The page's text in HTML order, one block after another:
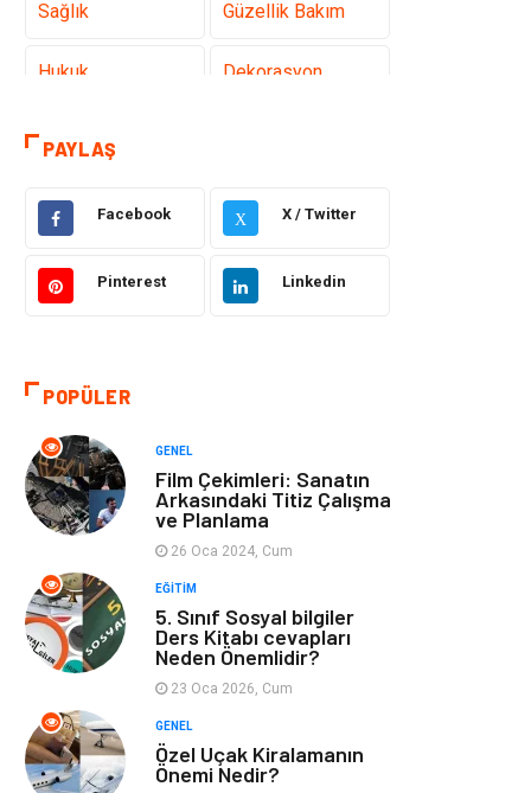
Sağlık Güzellik Bakım
Hukuk Dekorasyon
Elektrik &
Elektronik
Sağlıklı Yaşam Organizasyon
Eğitim ve Kariyer Gıda
Makine
Keyif ve Hobi
Tatil Yeme İçme
Emlak
Bilgisayar &
Yazılım
Spor
İnternet
Eğlence
PAYLAŞ
Facebook X X / Twitter
Pinterest Linkedin
POPÜLER
GENEL
Film Çekimleri: Sanatın
Arkasındaki Titiz Çalışma
ve Planlama
26 Oca 2024, Cum
EĞITIM
5. Sınıf Sosyal bilgiler
Ders Kitabı cevapları
Neden Önemlidir?
23 Oca 2026, Cum
GENEL
Özel Uçak Kiralamanın
Önemi Nedir?